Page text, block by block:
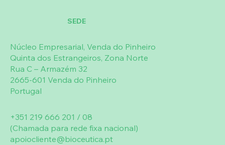
gastrointestinais, como náusea, vómito ou
+351 219 666 201 / 08
(Chamada para rede fixa nacional)
apoiocliente@bioceutica.pt
Núcleo Empresarial, Venda do Pinheiro
Quinta dos Estrangeiros, Zona Norte
Rua C – Armazém 32
2665-601 Venda do Pinheiro
Portugal
SEDE